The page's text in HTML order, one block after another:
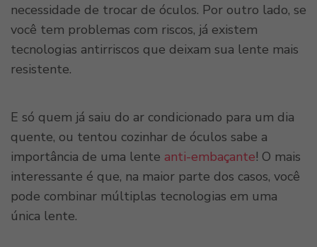
necessidade de trocar de óculos. Por outro lado, se
você tem problemas com riscos, já existem
tecnologias antirriscos que deixam sua lente mais
resistente.
E só quem já saiu do ar condicionado para um dia
quente, ou tentou cozinhar de óculos sabe a
importância de uma lente anti-embaçante! O mais
interessante é que, na maior parte dos casos, você
pode combinar múltiplas tecnologias em uma
única lente.